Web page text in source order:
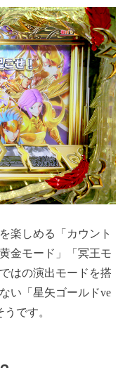
楽しめる「カウント
金モード」「冥王モ
はの演出モードを搭
い「星矢ゴールドve
です。